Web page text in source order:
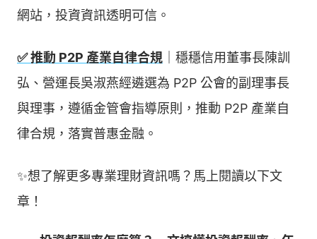
網站，投資資訊透明可信。
✅ 推動 P2P 產業自律合規 ｜穩穩信用董事長陳訓
弘、營運長吳淑燕經遴選為 P2P 公會的副理事長
與理事，遵循金管會指導原則，推動 P2P 產業自
律合規，落實普惠金融。
✨想了解更多專業理財資訊嗎？馬上閱讀以下文
章！